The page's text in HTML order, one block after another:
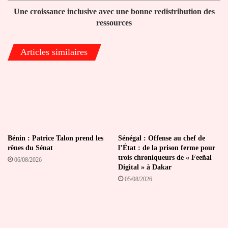
Une croissance inclusive avec une bonne redistribution des
ressources
Articles similaires
Bénin : Patrice Talon prend les
rênes du Sénat
06/08/2026
Sénégal : Offense au chef de
l’État : de la prison ferme pour
trois chroniqueurs de « Feeñal
Digital » à Dakar
05/08/2026